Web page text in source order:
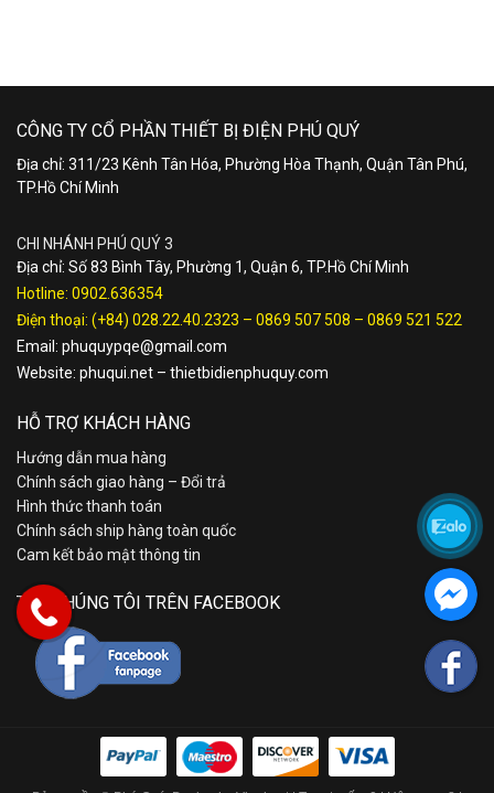
CÔNG TY CỔ PHẦN THIẾT BỊ ĐIỆN PHÚ QUÝ
Địa chỉ: 311/23 Kênh Tân Hóa, Phường Hòa Thạnh, Quận Tân Phú,
TP.Hồ Chí Minh
CHI NHÁNH PHÚ QUÝ 3
Địa chỉ: Số 83 Bình Tây, Phường 1, Quận 6, TP.Hồ Chí Minh
Hotline: 0902.636354
Điện thoại: (+84) 028.22.40.2323 – 0869 507 508 – 0869 521 522
Email: phuquypqe@gmail.com
Website: phuqui.net – thietbidienphuquy.com
HỖ TRỢ KHÁCH HÀNG
Hướng dẫn mua hàng
Chính sách giao hàng – Đổi trả
Hình thức thanh toán
Chính sách ship hàng toàn quốc
Cam kết bảo mật thông tin
TÌM CHÚNG TÔI TRÊN FACEBOOK